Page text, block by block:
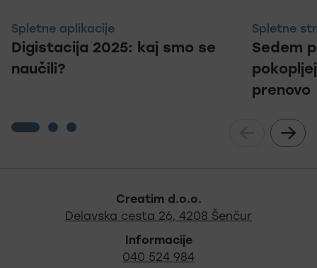
Spletne aplikacije
Digistacija 2025: kaj smo se
naučili?
Spletne
Sedem
prenovo
Noga strani - hitre
Creatim d.o.o.
Delavska cesta 26, 4208 Šenčur
Informacije
040 524 984